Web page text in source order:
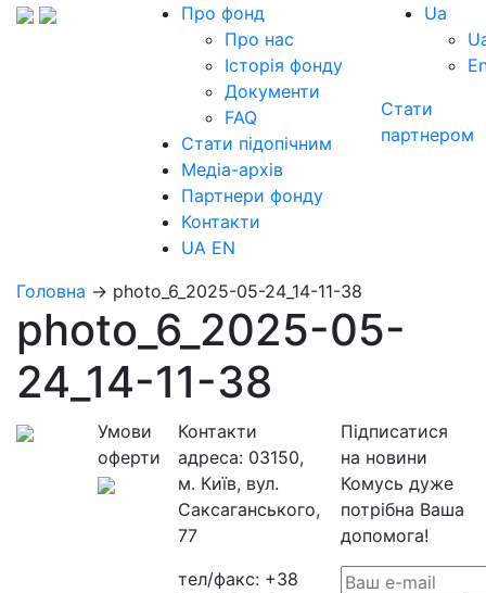
Про фонд
Про нас
Історія фонду
Документи
FAQ
Стати підопічним
Медіа-архів
Партнери фонду
Контакти
UA EN
Ua
Стати
партнером
Головна → photo_6_2025-05-24_14-11-38
photo_6_2025-05-
24_14-11-38
Умови
оферти
Контакти
адреса: 03150,
м. Київ, вул.
Саксаганського,
77
тел/факс: +38
Підписатися
на новини
Комусь дуже
потрібна Ваша
допомога!